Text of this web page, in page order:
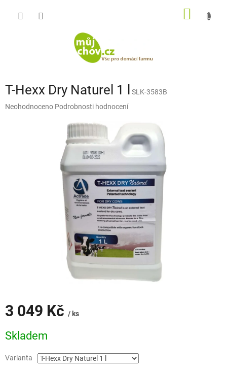
T-Hexx Dry Naturel 1 l
SLK-3583B
Průměrné
Neohodnoceno Podrobnosti hodnocení
3 049 Kč / ks
cena:
Skladem
Varianta